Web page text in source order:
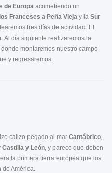
de Europa acometiendo un
Franceses a Peña Vieja y la Sur
tres días de actividad. El
. Al día siguiente realizaremos la
donde montaremos nuestro campo
y regresaremos.
calizo pegado al mar Cantábrico,
Castilla y León, y parece que deben
la primera tierra europea que los
América.